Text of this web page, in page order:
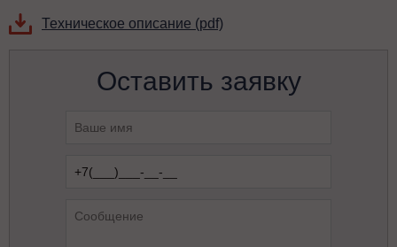
Техническое описание (pdf)
Оставить заявку